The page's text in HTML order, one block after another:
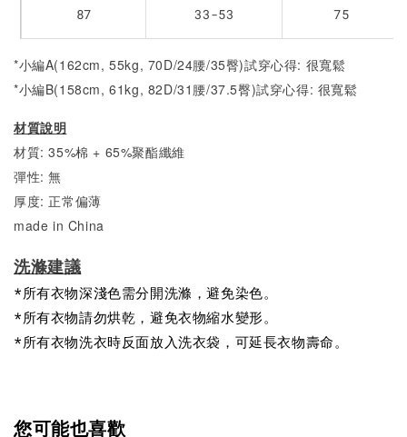
87 33-53 75
*小編A(162cm, 55kg, 70D/24腰/35臀)試穿心得: 很寬鬆
*小編B(158cm, 61kg, 82D/31腰/37.5臀)試穿心得: 很寬鬆
材質說明
材質: 35%棉 + 65%聚酯纖維
彈性: 無
厚度: 正常偏薄
made in China
洗滌建議
*所有衣物深淺色需分開洗滌，避免染色。
*所有衣物請勿烘乾，避免衣物縮水變形。
*所有衣物洗衣時反面放入洗衣袋，可延長衣物壽命。
您可能也喜歡